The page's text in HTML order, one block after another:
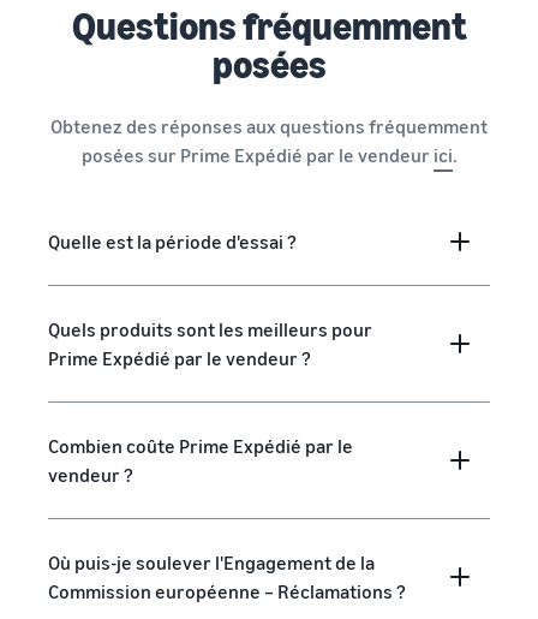
Questions fréquemment
posées
Obtenez des réponses aux questions fréquemment
posées sur Prime Expédié par le vendeur ici.
Quelle est la période d'essai ?
Quels produits sont les meilleurs pour
Prime Expédié par le vendeur ?
Combien coûte Prime Expédié par le
vendeur ?
Où puis-je soulever l'Engagement de la
Commission européenne – Réclamations ?